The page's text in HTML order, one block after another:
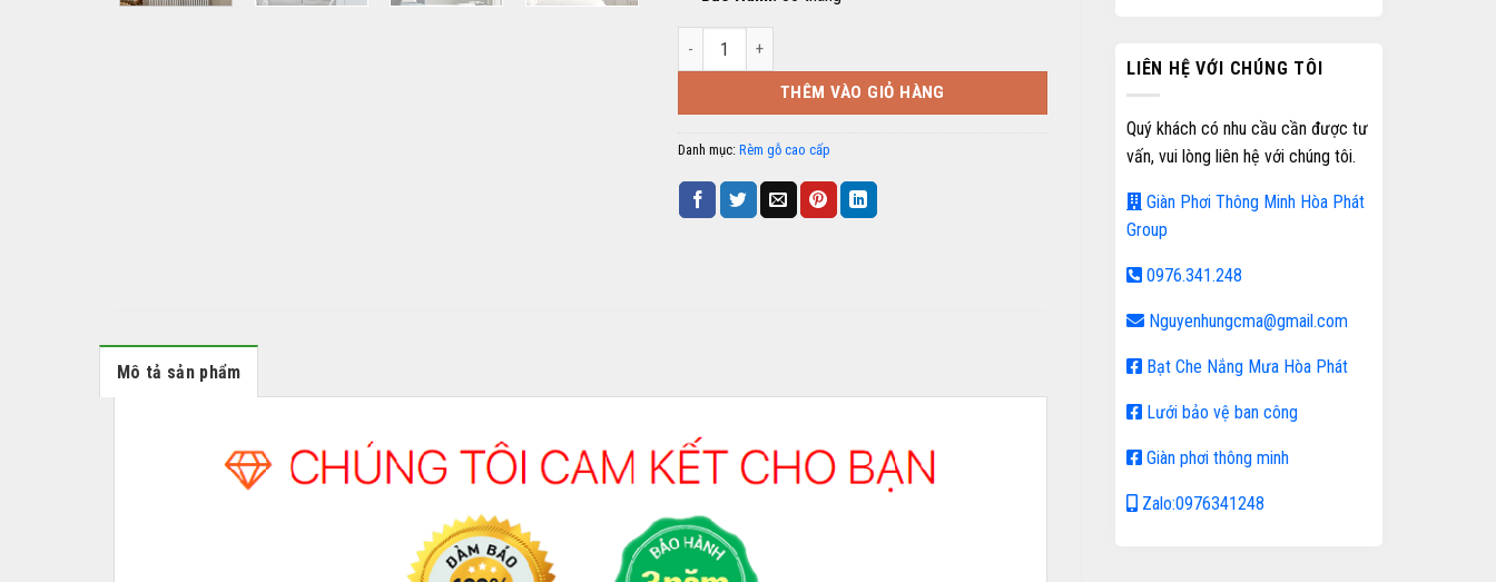
LIÊN HỆ VỚI CHÚNG TÔI
Quý khách có nhu cầu cần được tư
vấn, vui lòng liên hệ với chúng tôi.
Giàn Phơi Thông Minh Hòa Phát
Group
0976.341.248
Nguyenhungcma@gmail.com
Bạt Che Nắng Mưa Hòa Phát
Lưới bảo vệ ban công
Giàn phơi thông minh
Zalo:0976341248
Rèm gỗ Hòa Phát số lượng
THÊM VÀO GIỎ HÀNG
Danh mục: Rèm gỗ cao cấp
Mô tả sản phẩm